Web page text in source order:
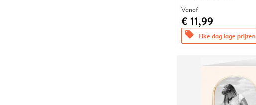
Vanaf
€ 11,99
offers Elke dag lage prijzen